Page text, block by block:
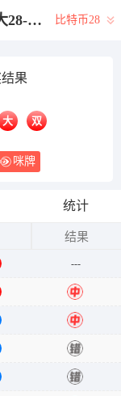
易记网址:28Yc.Com 加拿大28-加拿大28历史开奖记录|加拿大28预测大神预测苹果版 |加拿大28走势最准预测专家|加拿大28pc预测结果查询 比特币28
果
大 双
咪牌
统计
结果
---
中
中
错
错